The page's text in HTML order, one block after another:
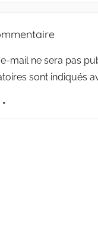
mail ne sera pas
sont indiqués
*